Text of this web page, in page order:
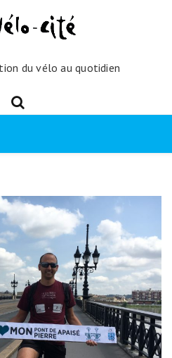
du vélo au quotidien